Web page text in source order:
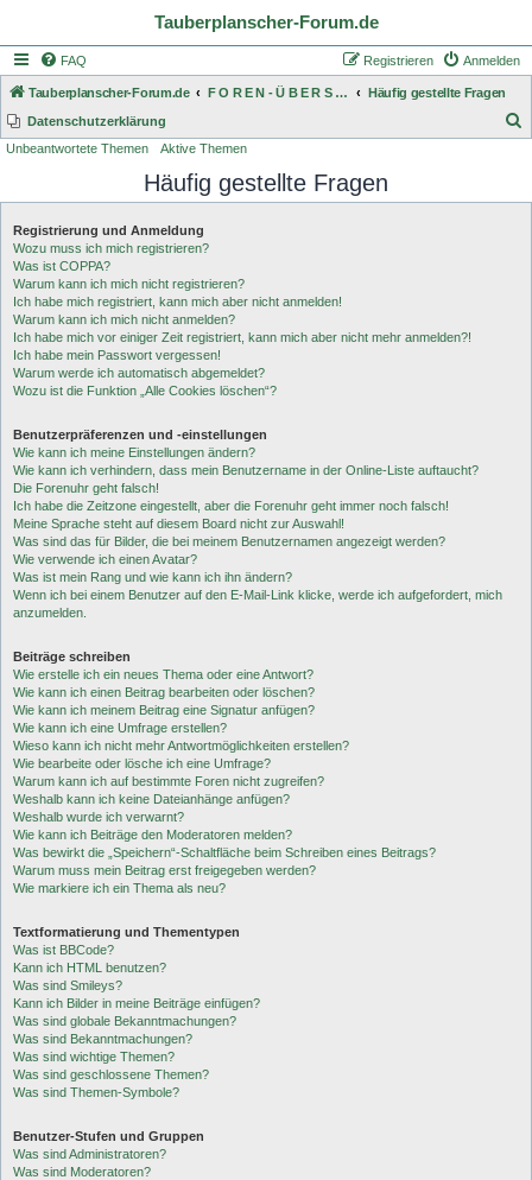
Tauberplanscher-Forum.de
FAQ Anmelden
Registrieren
Tauberplanscher-Forum.de F O R E N - Ü B E R S I C H T
Häufig gestellte Fragen
Datenschutzerklärung
h
Unbeantwortete Themen Aktive Themen
Häufig gestellte Fragen
Registrierung und Anmeldung
Wozu muss ich mich registrieren?
Was ist COPPA?
Warum kann ich mich nicht registrieren?
Ich habe mich registriert, kann mich aber nicht anmelden!
Warum kann ich mich nicht anmelden?
Ich habe mich vor einiger Zeit registriert, kann mich aber nicht mehr anmelden?!
Ich habe mein Passwort vergessen!
Warum werde ich automatisch abgemeldet?
Wozu ist die Funktion „Alle Cookies löschen“?
Benutzerpräferenzen und -einstellungen
Wie kann ich meine Einstellungen ändern?
Wie kann ich verhindern, dass mein Benutzername in der Online-Liste auftaucht?
Die Forenuhr geht falsch!
Ich habe die Zeitzone eingestellt, aber die Forenuhr geht immer noch falsch!
Meine Sprache steht auf diesem Board nicht zur Auswahl!
Was sind das für Bilder, die bei meinem Benutzernamen angezeigt werden?
Wie verwende ich einen Avatar?
Was ist mein Rang und wie kann ich ihn ändern?
Wenn ich bei einem Benutzer auf den E-Mail-Link klicke, werde ich aufgefordert, mich
anzumelden.
Beiträge schreiben
Wie erstelle ich ein neues Thema oder eine Antwort?
Wie kann ich einen Beitrag bearbeiten oder löschen?
Wie kann ich meinem Beitrag eine Signatur anfügen?
Wie kann ich eine Umfrage erstellen?
Wieso kann ich nicht mehr Antwortmöglichkeiten erstellen?
Wie bearbeite oder lösche ich eine Umfrage?
Warum kann ich auf bestimmte Foren nicht zugreifen?
Weshalb kann ich keine Dateianhänge anfügen?
Weshalb wurde ich verwarnt?
Wie kann ich Beiträge den Moderatoren melden?
Was bewirkt die „Speichern“-Schaltfläche beim Schreiben eines Beitrags?
Warum muss mein Beitrag erst freigegeben werden?
Wie markiere ich ein Thema als neu?
Textformatierung und Thementypen
Was ist BBCode?
Kann ich HTML benutzen?
Was sind Smileys?
Kann ich Bilder in meine Beiträge einfügen?
Was sind globale Bekanntmachungen?
Was sind Bekanntmachungen?
Was sind wichtige Themen?
Was sind geschlossene Themen?
Was sind Themen-Symbole?
Benutzer-Stufen und Gruppen
Was sind Administratoren?
Was sind Moderatoren?